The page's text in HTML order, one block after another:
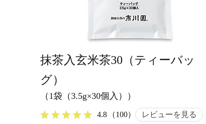
抹茶入玄米茶30（ティーバッ
グ）
（1袋（3.5g×30個入））
4.8 （100） レビューを見る